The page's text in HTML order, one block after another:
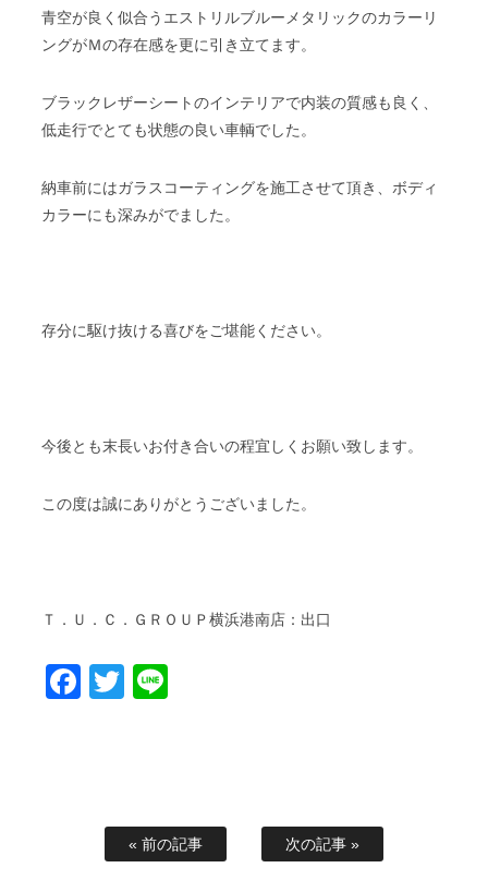
青空が良く似合うエストリルブルーメタリックのカラーリ
ングがＭの存在感を更に引き立てます。
ブラックレザーシートのインテリアで内装の質感も良く、
低走行でとても状態の良い車輌でした。
納車前にはガラスコーティングを施工させて頂き、ボディ
カラーにも深みがでました。
存分に駆け抜ける喜びをご堪能ください。
今後とも末長いお付き合いの程宜しくお願い致します。
この度は誠にありがとうございました。
Ｔ．Ｕ．Ｃ．ＧＲＯＵＰ横浜港南店：出口
Facebook
Twitter
« 前の記事 次の記事 »